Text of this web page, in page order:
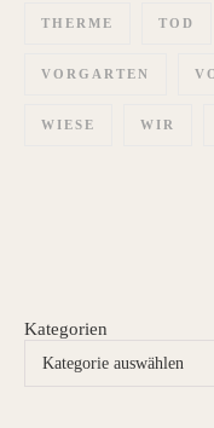
THERME TOD
VORGARTEN
WIESE WIR
Kategorien